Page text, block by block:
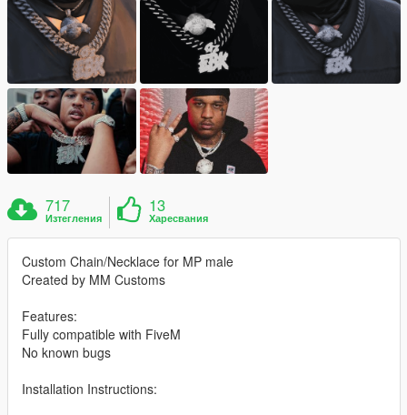
717
Изтегления
13
Харесвания
Custom Chain/Necklace for MP male
Created by MM Customs
Features:
Fully compatible with FiveM
No known bugs
Installation Instructions: